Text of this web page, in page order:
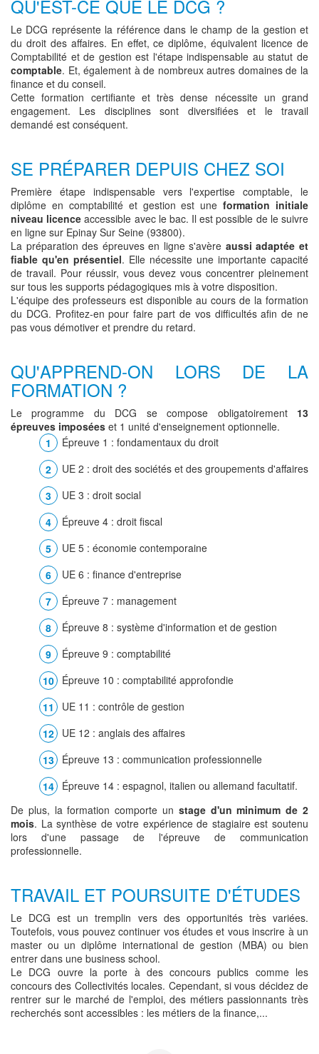
QU'EST-CE QUE LE DCG ?
Le DCG représente la référence dans le champ de la gestion et
du droit des affaires. En effet, ce diplôme, équivalent licence de
Comptabilité et de gestion est l'étape indispensable au statut de
comptable. Et, également à de nombreux autres domaines de la
finance et du conseil.
Cette formation certifiante et très dense nécessite un grand
engagement. Les disciplines sont diversifiées et le travail
demandé est conséquent.
SE PRÉPARER DEPUIS CHEZ SOI
Première étape indispensable vers l'expertise comptable, le
diplôme en comptabilité et gestion est uneformation initiale
niveau licence accessible avec le bac. Il est possible de le suivre
en ligne sur Epinay Sur Seine (93800).
La préparation des épreuves en ligne s'avère aussi adaptée et
fiable qu'en présentiel. Elle nécessite une importante capacité
de travail. Pour réussir, vous devez vous concentrer pleinement
sur tous les supports pédagogiques mis à votre disposition.
L'équipe des professeurs est disponible au cours de la formation
du DCG. Profitez-en pour faire part de vos difficultés afin de ne
pas vous démotiver et prendre du retard.
QU'APPREND-ON LORS DE LA
FORMATION ?
Le programme du DCG se compose obligatoirement 13
épreuves imposées et 1 unité d'enseignement optionnelle.
Épreuve 1 : fondamentaux du droit
UE 2 : droit des sociétés et des groupements d'affaires
UE 3 : droit social
Épreuve 4 : droit fiscal
UE 5 : économie contemporaine
UE 6 : finance d'entreprise
Épreuve 7 : management
Épreuve 8 : système d'information et de gestion
Épreuve 9 : comptabilité
Épreuve 10 : comptabilité approfondie
UE 11 : contrôle de gestion
UE 12 : anglais des affaires
Épreuve 13 : communication professionnelle
Épreuve 14 : espagnol, italien ou allemand facultatif.
De plus, la formation comporte un stage d'un minimum de 2
mois. La synthèse de votre expérience de stagiaire est soutenu
lors d'une passage de l'épreuve de communication
professionnelle.
TRAVAIL ET POURSUITE D'ÉTUDES
Le DCG est un tremplin vers des opportunités très variées.
Toutefois, vous pouvez continuer vos études et vous inscrire à un
master ou un diplôme international de gestion (MBA) ou bien
entrer dans une business school.
Le DCG ouvre la porte à des concours publics comme les
concours des Collectivités locales. Cependant, si vous décidez de
rentrer sur le marché de l'emploi, des métiers passionnants très
recherchés sont accessibles : les métiers de la finance,...